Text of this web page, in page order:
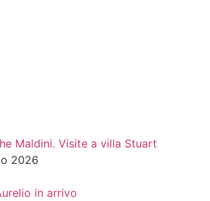
Maldini. Visite a villa Stuart
2026
in arrivo